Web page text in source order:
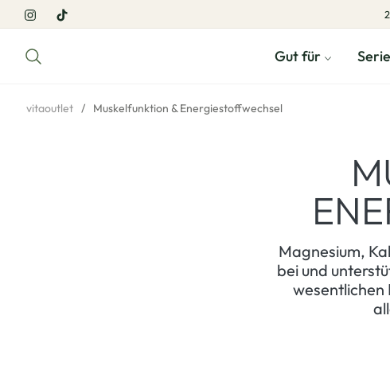
Gut für
vitaoutlet / Muskelfunktion & Energiestoffwechsel
Magnesium,
bei und
wesentlichen